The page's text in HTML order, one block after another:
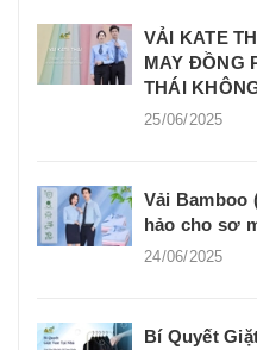
VẢI KATE
MAY ĐỒNG
THÁI
25/06/2025
Vải Bamboo
hảo cho sơ
24/06/2025
Bí Quyết